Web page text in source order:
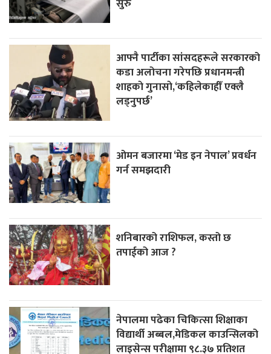
आफ्नै पार्टीका सांसदहरूले सरकारको
कडा अलोचना गरेपछि प्रधानमन्त्री
शाहकाे गुनासाे,‘कहिलेकाहीँ एक्लै
लड्नुपर्छ’
ओमन बजारमा ‘मेड इन नेपाल’ प्रवर्धन
गर्न समझदारी
शनिबारको राशिफल, कस्तो छ
तपाईको आज ?
नेपालमा पढेका चिकित्सा शिक्षाका
विद्यार्थी अब्बल,मेडिकल काउन्सिलको
लाइसेन्स परीक्षामा ९८.३७ प्रतिशत